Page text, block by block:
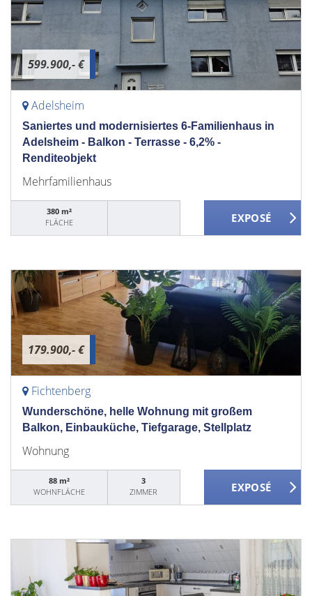
599.900,- €
Adelsheim
Saniertes und modernisiertes 6-Familienhaus in
Adelsheim - Balkon - Terrasse - 6,2% -
Renditeobjekt
Mehrfamilienhaus
380 m²
FLÄCHE
179.900,- €
Fichtenberg
Wunderschöne, helle Wohnung mit großem
Balkon, Einbauküche, Tiefgarage, Stellplatz
Wohnung
88 m²
WOHNFLÄCHE
3
ZIMMER